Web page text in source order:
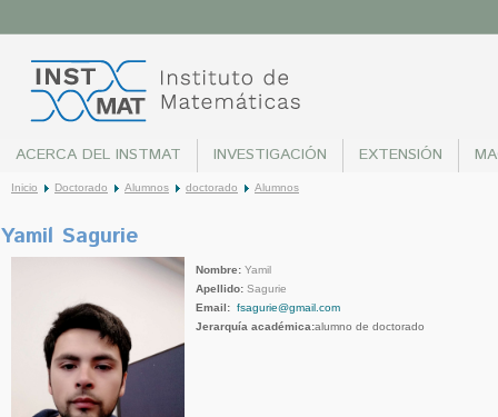
ACERCA DEL INSTMAT INVESTIGACIÓN EXTENSIÓN
Inicio Doctorado Alumnos doctorado Alumnos
Yamil Sagurie
Nombre: Yamil
Apellido: Sagurie
Email: fsagurie@gmail.com
Jerarquía académica:alumno de doctorado